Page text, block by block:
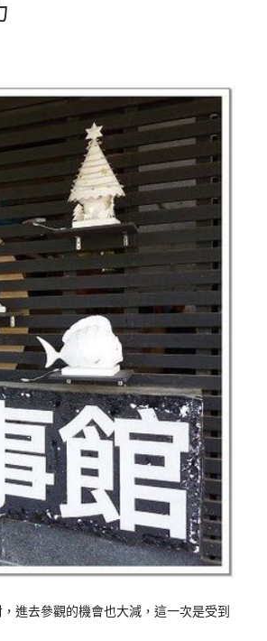
進去參觀的機會也大減，這一次是受到